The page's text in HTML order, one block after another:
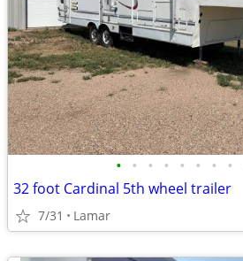
• • • • • • • •
32 foot Cardinal 5th wheel trailer
7/31 Lamar